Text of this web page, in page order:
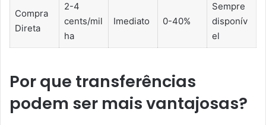
Compra
Direta
2-4
cents/mil
ha
Imediato 0-40%
Sempre
disponív
el
Por que transferências
podem ser mais vantajosas?